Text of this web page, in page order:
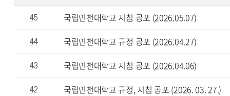
45 국립인천대학교 지침 공포 (2026.05.07)
44 국립인천대학교 규정 공포 (2026.04.27)
43 국립인천대학교 지침 공포 (2026.04.06)
42 국립인천대학교 규정, 지침 공포 (2026. 03. 27.)